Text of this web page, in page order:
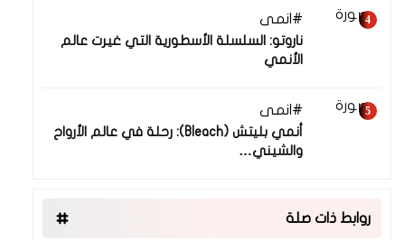
انمى
ناروتو: السلسلة الأسطورية التي غيرت عالم
الأنمي
انمى
أنمي بليتش (Bleach): رحلة في عالم الأرواح
والشيني…
روابط ذات صلة